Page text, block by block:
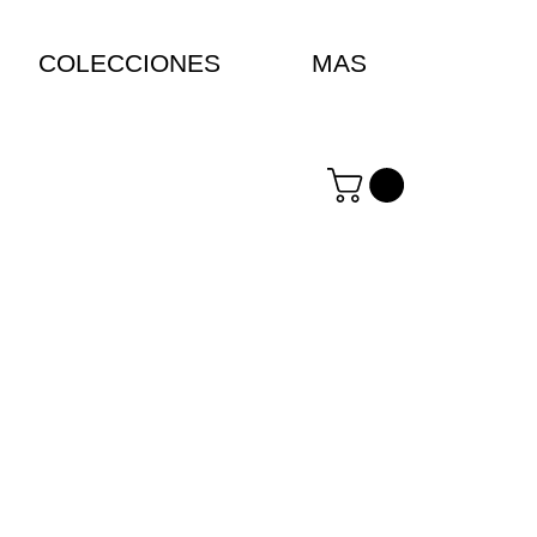
COLECCIONES MAS